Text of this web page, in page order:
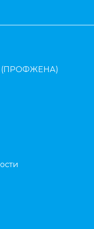
(ПРОФЖЕНА)